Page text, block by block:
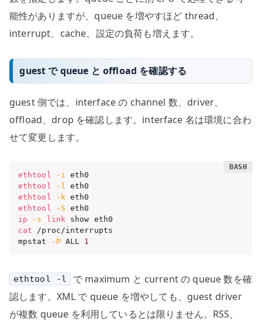
能性がありますが、queue を増やすほど thread、
interrupt、cache、設定の負荷も増えます。
guest で queue と offload を確認する
guest 側では、interface の channel 数、driver、
offload、drop を確認します。interface 名は環境に合わ
せて変更します。
ethtool -i
ethtool
-l
ethtool
-k
ethtool
-S
ip
-s link
cat /proc/interrupts
mpstat
-P ALL 1
ethtool -l
で maximum と current の queue 数を確
認します。XML で queue を増やしても、guest driver
が複数 queue を利用しているとは限りません。RSS、